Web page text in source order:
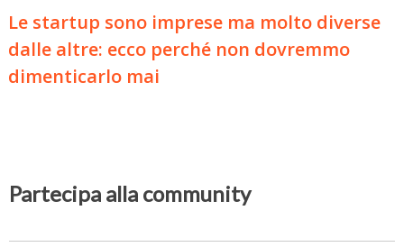
Le startup sono imprese ma molto diverse
dalle altre: ecco perché non dovremmo
dimenticarlo mai
Partecipa alla community